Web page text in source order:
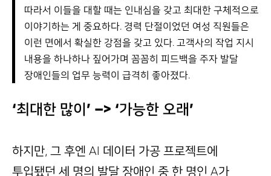
따라서 이들을 대할 때는 인내심을 갖고 최대한 구체적으로
이야기하는 게 중요하다. 경력 단절이었던 여성 직원들은
이런 면에서 확실한 강점을 갖고 있다. 고객사의 작업 지시
내용을 하나하나 짚어가며 꼼꼼히 피드백을 주자 발달
장애인들의 업무 능력이 급격히 좋아졌다.
‘최대한 많이’ –> ‘가능한 오래’
하지만, 그 후엔 AI 데이터 가공 프로젝트에
투입됐던 세 명의 발달 장애인 중 한 명인 A가